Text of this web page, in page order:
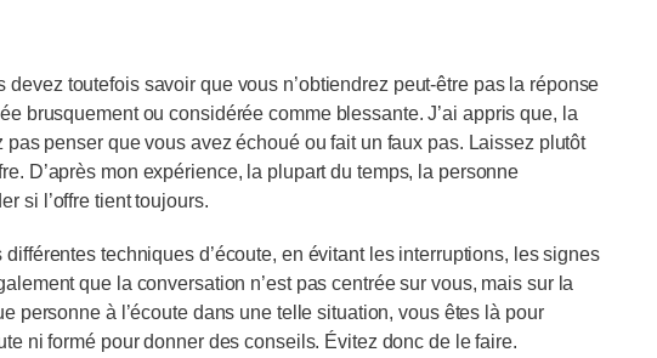
toutefois savoir que vous n’obtiendrez peut-être pas la réponse
brusquement ou considérée comme blessante. J’ai appris que, la
penser que vous avez échoué ou fait un faux pas. Laissez plutôt
D’après mon expérience, la plupart du temps, la personne
si l’offre tient toujours.
techniques d’écoute, en évitant les interruptions, les signes
que la conversation n’est pas centrée sur vous, mais sur la
personne à l’écoute dans une telle situation, vous êtes là pour
ni formé pour donner des conseils. Évitez donc de le faire.